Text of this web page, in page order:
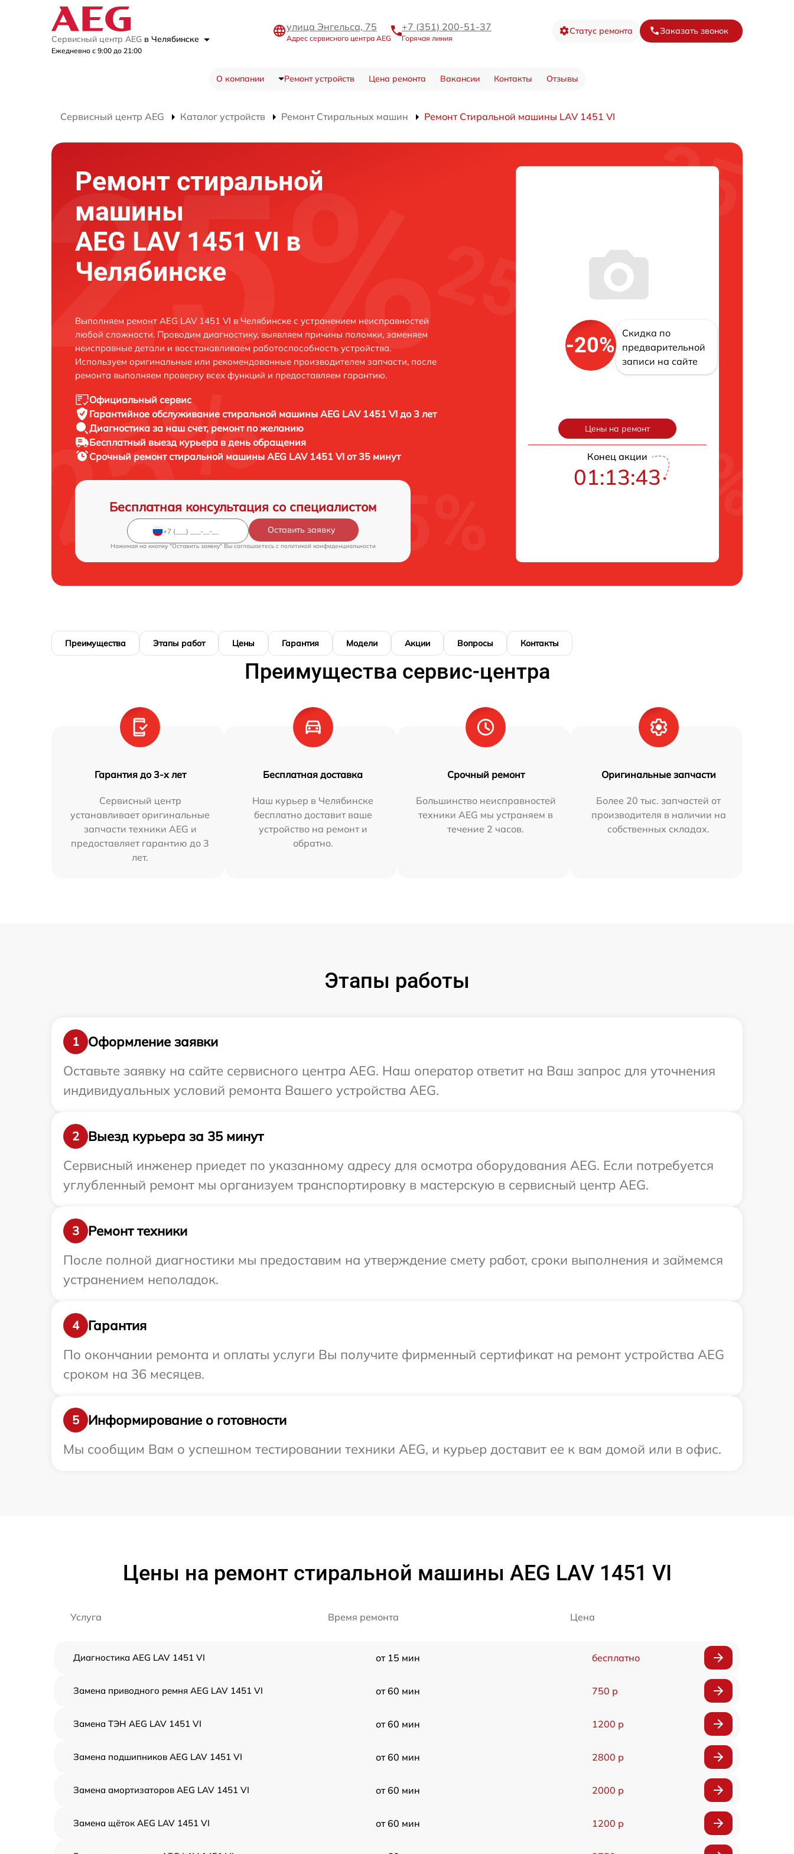
Сервисный центр AEG в Челябинске
Ежедневно с 9:00 до 21:00
улица Энгельса, 75
Адрес сервисного центра AEG
+7 (351) 200-51-37
Горячая линия
Статус ремонта Заказать звонок
О компании Ремонт устройств Цена ремонта Вакансии Контакты Отзывы
Сервисный центр AEG Каталог устройств Ремонт Стиральных машин Ремонт Стиральной машины LAV 1451 VI
Ремонт стиральной
машины
AEG LAV 1451 VI в
Челябинске
Выполняем ремонт AEG LAV 1451 VI в Челябинске с устранением неисправностей
любой сложности. Проводим диагностику, выявляем причины поломки, заменяем
неисправные детали и восстанавливаем работоспособность устройства.
Используем оригинальные или рекомендованные производителем запчасти, после
ремонта выполняем проверку всех функций и предоставляем гарантию.
Официальный сервис
Гарантийное обслуживание стиральной машины AEG LAV 1451 VI до 3 лет
Диагностика за наш счет, ремонт по желанию
Бесплатный выезд курьера в день обращения
Срочный ремонтстиральной машины AEG LAV 1451 VI от 35 минут
Бесплатная консультация со специалистом
Оставить заявку
Нажимая на кнопку "Оставить заявку" Вы соглашаетесь c политикой конфиденциальности
-20%
Скидка по
предварительной
записи на сайте
Цены на ремонт
Конец акции
01:13:42
Преимущества Этапы работ Цены Гарантия Модели Акции Вопросы Контакты
Преимущества сервис-центра
Гарантия до 3-х лет
Сервисный центр
устанавливает оригинальные
запчасти техники AEG и
предоставляет гарантию до 3
лет.
Бесплатная доставка
Наш курьер в Челябинске
бесплатно доставит ваше
устройство на ремонт и
обратно.
Срочный ремонт
Большинство неисправностей
техники AEG мы устраняем в
течение 2 часов.
Оригинальные запчасти
Более 20 тыс. запчастей от
производителя в наличии на
собственных складах.
Этапы работы
1
Оформление заявки
Оставьте заявку на сайте сервисного центра AEG. Наш оператор ответит на Ваш запрос для уточнения
индивидуальных условий ремонта Вашего устройства AEG.
2
Выезд курьера за 35 минут
Сервисный инженер приедет по указанному адресу для осмотра оборудования AEG. Если потребуется
углубленный ремонт мы организуем транспортировку в мастерскую в сервисный центр AEG.
3
Ремонт техники
После полной диагностики мы предоставим на утверждение смету работ, сроки выполнения и займемся
устранением неполадок.
4
Гарантия
По окончании ремонта и оплаты услуги Вы получите фирменный сертификат на ремонт устройства AEG
сроком на 36 месяцев.
5
Информирование о готовности
Мы сообщим Вам о успешном тестировании техники AEG, и курьер доставит ее к вам домой или в офис.
Цены на ремонт стиральной машины AEG LAV 1451 VI
Услуга Время ремонта Цена
Диагностика AEG LAV 1451 VI от 15 мин бесплатно
Замена приводного ремня AEG LAV 1451 VI от 60 мин 750 р
Замена ТЭН AEG LAV 1451 VI от 60 мин 1200 р
Замена подшипников AEG LAV 1451 VI от 60 мин 2800 р
Замена амортизаторов AEG LAV 1451 VI от 60 мин 2000 р
Замена щёток AEG LAV 1451 VI от 60 мин 1200 р